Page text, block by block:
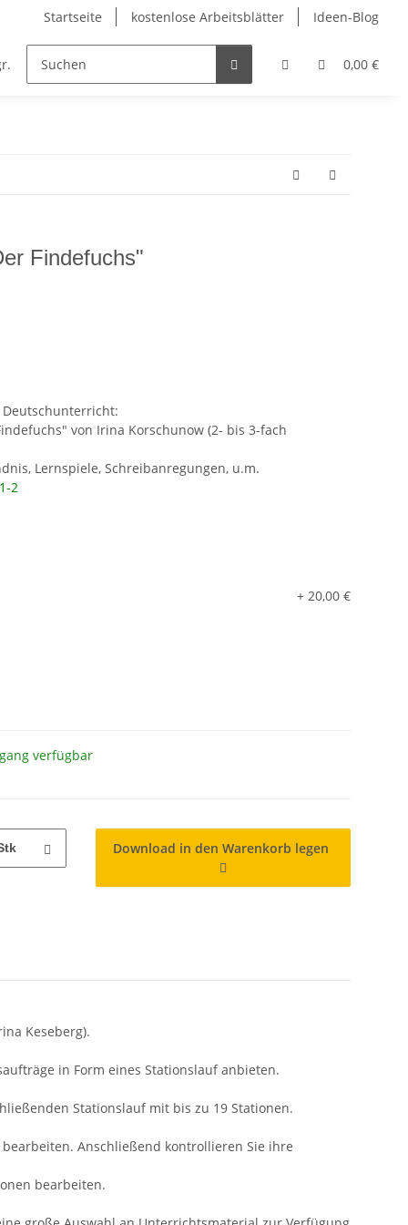
Startseite kostenlose Arbeitsblätter Ideen-Blog
0,00 €
Englisch Religion
Findefuchs"
von Irina Korschunow (2- bis 3-fach
Lernspiele, Schreibanregungen, u.m.
2
+ 20,00 €
verfügbar
Download in den Warenkorb legen
Keseberg).
in Form eines Stationslauf anbieten.
Stationslauf mit bis zu 19 Stationen.
Anschließend kontrollieren Sie ihre
bearbeiten.